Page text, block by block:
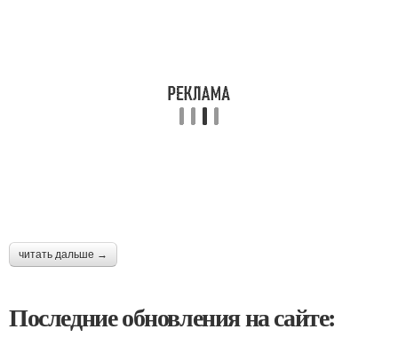
читать дальше →
Последние обновления на сайте: